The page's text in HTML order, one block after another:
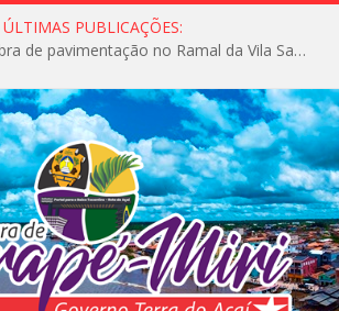
ÚLTIMAS PUBLICAÇÕES:
Prefeitura inicia obra de pavimentação no Ramal da Vila Santa Maria do Icatu